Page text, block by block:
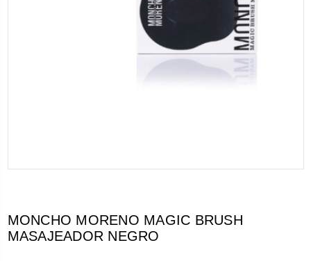
MONCHO MORENO MAGIC BRUSH
MASAJEADOR NEGRO